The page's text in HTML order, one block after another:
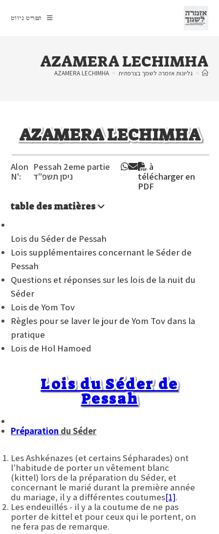
content
תפריט ניווט
AZAMERA LECHIMHA
> גליונות אזמרה לשמך בצרפתית >
AZAMERA LECHIMHA
AZAMERA LECHIMHA
Alon
N':
Pessah 2eme partie
ניסן תשפ"ד
à
télécharger en
PDF
table des matières
Lois du Séder de Pessah
Lois supplémentaires concernant le Séder de
Pessah
Questions et réponses sur les lois de la nuit du
Séder
Lois de Yom Tov
Règles pour se laver le jour de Yom Tov dans la
pratique
Lois de Hol Hamoed
Lois du Séder de
Pessah
Préparation du Séder
Les Ashkénazes (et certains Sépharades) ont
l’habitude de porter un vêtement blanc
(kittel) lors de la préparation du Séder, et
concernant le marié durant la première année
du mariage, il y a différentes coutumes[1].
Les endeuillés - il y a la coutume de ne pas
porter de kittel et pour ceux qui le portent, on
ne fera pas de remarque.